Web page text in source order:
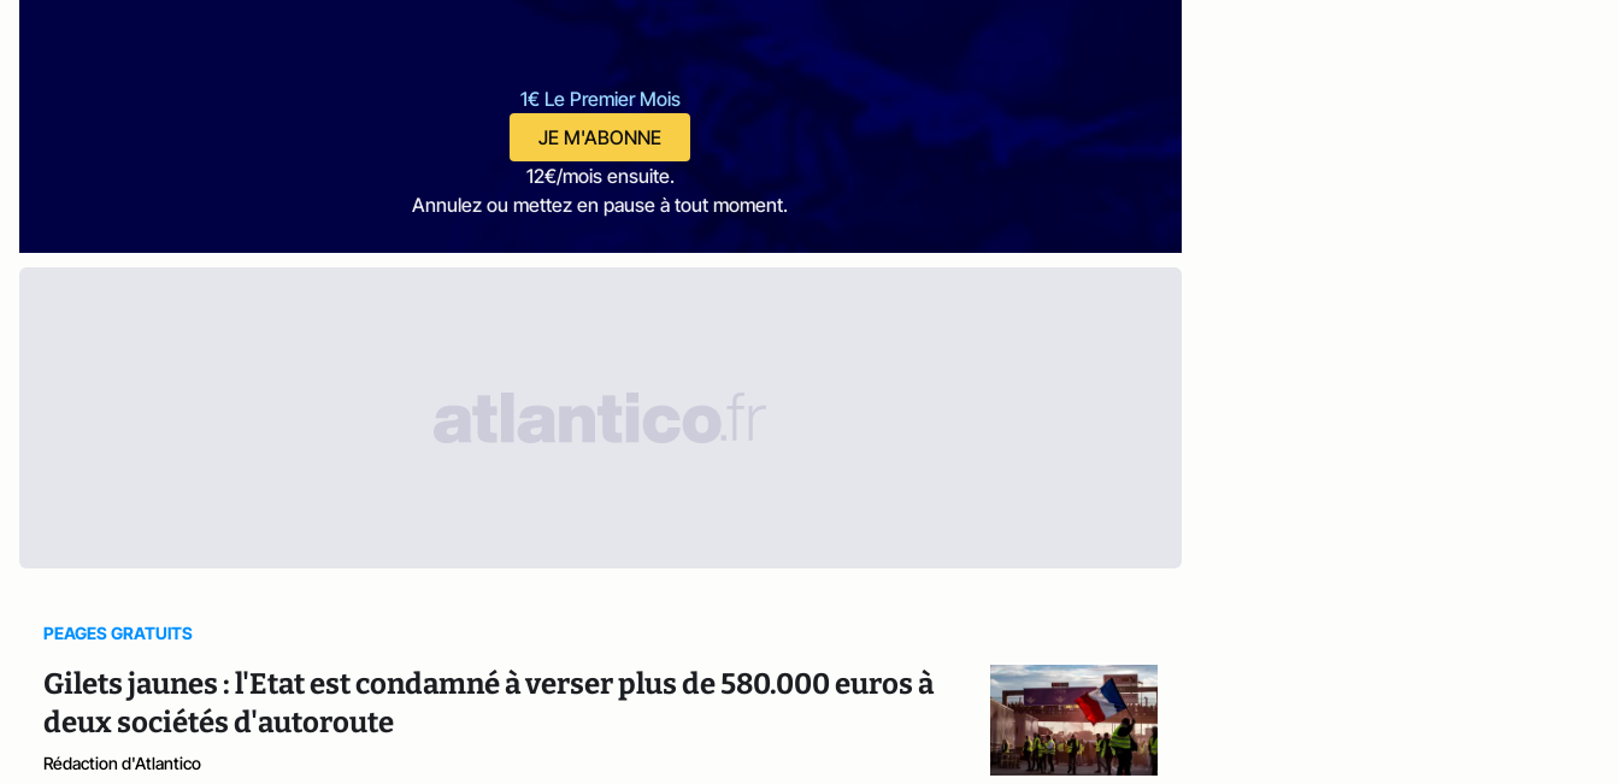
1€ Le Premier Mois
JE M'ABONNE
12€/mois ensuite.
Annulez ou mettez en pause à tout moment.
PEAGES GRATUITS
Gilets jaunes : l'Etat est condamné à verser plus de 580.000 euros à
deux sociétés d'autoroute
Rédaction d'Atlantico